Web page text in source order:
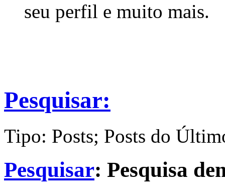
seu perfil e muito mais.
Pesquisar:
Tipo: Posts; Posts do
Pesquisar: Pesquisa